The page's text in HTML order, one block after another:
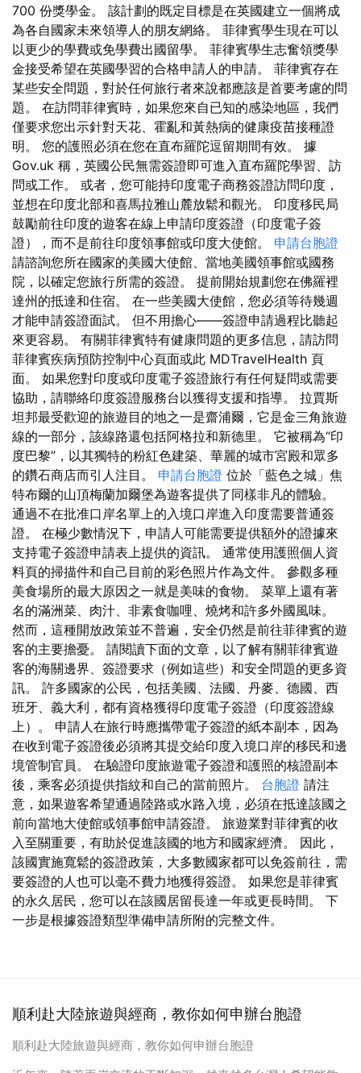
700 份獎學金。 該計劃的既定目標是在英國建立一個將成
為各自國家未來領導人的朋友網絡。 菲律賓學生現在可以
以更少的學費或免學費出國留學。 菲律賓學生志奮領獎學
金接受希望在英國學習的合格申請人的申請。 菲律賓存在
某些安全問題，對於任何旅行者來說都應該是首要考慮的問
題。 在訪問菲律賓時，如果您來自已知的感染地區，我們
僅要求您出示針對天花、霍亂和黃熱病的健康疫苗接種證
明。 您的護照必須在您在直布羅陀逗留期間有效。 據
Gov.uk 稱，英國公民無需簽證即可進入直布羅陀學習、訪
問或工作。 或者，您可能持印度電子商務簽證訪問印度，
並想在印度北部和喜馬拉雅山麓放鬆和觀光。 印度移民局
鼓勵前往印度的遊客在線上申請印度簽證（印度電子簽
證），而不是前往印度領事館或印度大使館。 申請台胞證
請諮詢您所在國家的美國大使館、當地美國領事館或國務
院，以確定您旅行所需的簽證。 提前開始規劃您在佛羅裡
達州的抵達和住宿。 在一些美國大使館，您必須等待幾週
才能申請簽證面試。 但不用擔心——簽證申請過程比聽起
來更容易。 有關菲律賓特有健康問題的更多信息，請訪問
菲律賓疾病預防控制中心頁面或此 MDTravelHealth 頁
面。 如果您對印度或印度電子簽證旅行有任何疑問或需要
協助，請聯絡印度簽證服務台以獲得支援和指導。 拉賈斯
坦邦最受歡迎的旅遊目的地之一是齋浦爾，它是金三角旅遊
線的一部分，該線路還包括阿格拉和新德里。 它被稱為“印
度巴黎”，以其獨特的粉紅色建築、華麗的城市宮殿和眾多
的鑽石商店而引人注目。 申請台胞證 位於「藍色之城」焦
特布爾的山頂梅蘭加爾堡為遊客提供了同樣非凡的體驗。
通過不在批准口岸名單上的入境口岸進入印度需要普通簽
證。 在極少數情況下，申請人可能需要提供額外的證據來
支持電子簽證申請表上提供的資訊。 通常使用護照個人資
料頁的掃描件和自己目前的彩色照片作為文件。 參觀多種
美食場所的最大原因之一就是美味的食物。 菜單上還有著
名的滿洲菜、肉汁、非素食咖哩、燒烤和許多外國風味。
然而，這種開放政策並不普遍，安全仍然是前往菲律賓的遊
客的主要擔憂。 請閱讀下面的文章，以了解有關菲律賓遊
客的海關邊界、簽證要求（例如這些）和安全問題的更多資
訊。 許多國家的公民，包括美國、法國、丹麥、德國、西
班牙、義大利，都有資格獲得印度電子簽證（印度簽證線
上）。 申請人在旅行時應攜帶電子簽證的紙本副本，因為
在收到電子簽證後必須將其提交給印度入境口岸的移民和邊
境管制官員。 在驗證印度旅遊電子簽證和護照的核證副本
後，乘客必須提供指紋和自己的當前照片。 台胞證 請注
意，如果遊客希望通過陸路或水路入境，必須在抵達該國之
前向當地大使館或領事館申請簽證。 旅遊業對菲律賓的收
入至關重要，有助於促進該國的地方和國家經濟。 因此，
該國實施寬鬆的簽證政策，大多數國家都可以免簽前往，需
要簽證的人也可以毫不費力地獲得簽證。 如果您是菲律賓
的永久居民，您可以在該國居留長達一年或更長時間。 下
一步是根據簽證類型準備申請所附的完整文件。
順利赴大陸旅遊與經商，教你如何申辦台胞證
順利赴大陸旅遊與經商，教你如何申辦台胞證